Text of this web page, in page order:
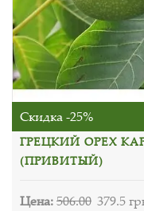
Скидка -25%
ГРЕЦКИЙ ОРЕХ
(ПРИВИТЫЙ)
Цена:506.00 379.5